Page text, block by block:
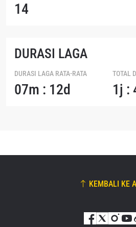
14
DURASI LAGA
DURASI LAGA RATA-RATA
07m : 12d
TOTAL
1j :
KEMBALI KE